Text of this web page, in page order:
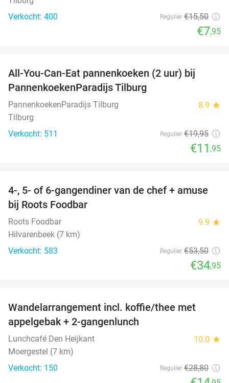
Verkocht: 400
Regulier €15,50
€7,95
All-You-Can-Eat pannenkoeken (2 uur) bij
PannenkoekenParadijs Tilburg
PannenkoekenParadijs Tilburg 8.9 star
Tilburg
Verkocht: 511
Regulier €19,95
€11 ,95
35%
4-, 5- of 6-gangendiner van de chef + amuse
bij Roots Foodbar
Roots Foodbar 9.9 star
Hilvarenbeek (7 km)
Verkocht: 583
Regulier €53,50
€34,95
Wandelarrangement incl. koffie/thee met
appelgebak + 2-gangenlunch
Lunchcafé Den Heijkant 10.0 star
Moergestel (7 km)
Verkocht: 150
Regulier €28,80